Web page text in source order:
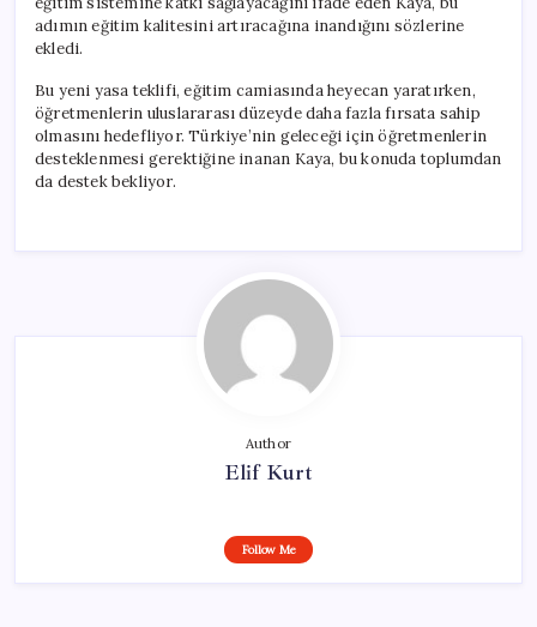
adımın eğitim kalitesini artıracağına inandığını sözlerine
ekledi.
Bu yeni yasa teklifi, eğitim camiasında heyecan yaratırken,
öğretmenlerin uluslararası düzeyde daha fazla fırsata sahip
olmasını hedefliyor. Türkiye’nin geleceği için öğretmenlerin
desteklenmesi gerektiğine inanan Kaya, bu konuda toplumdan
da destek bekliyor.
Author
Elif Kurt
Follow Me